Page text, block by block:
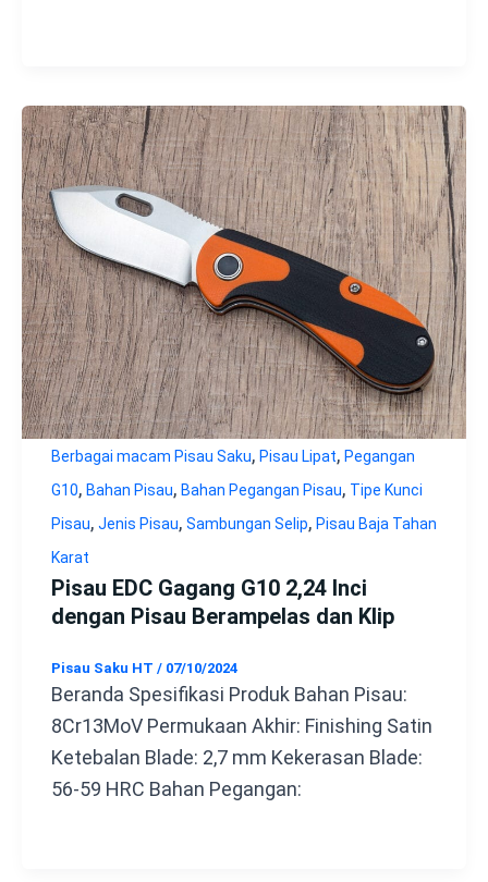
Berbagai macam Pisau Saku, Pisau Lipat, Pegangan
G10, Bahan Pisau, Bahan Pegangan Pisau, Tipe Kunci
Pisau, Jenis Pisau, Sambungan Selip, Pisau Baja Tahan
Karat
Pisau EDC Gagang G10 2,24 Inci
dengan Pisau Berampelas dan Klip
Pisau Saku HT / 07/10/2024
Beranda Spesifikasi Produk Bahan Pisau:
8Cr13MoV Permukaan Akhir: Finishing Satin
Ketebalan Blade: 2,7 mm Kekerasan Blade:
56-59 HRC Bahan Pegangan: